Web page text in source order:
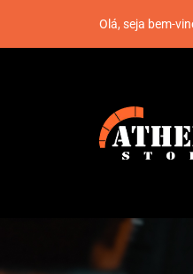
Olá, seja bem-